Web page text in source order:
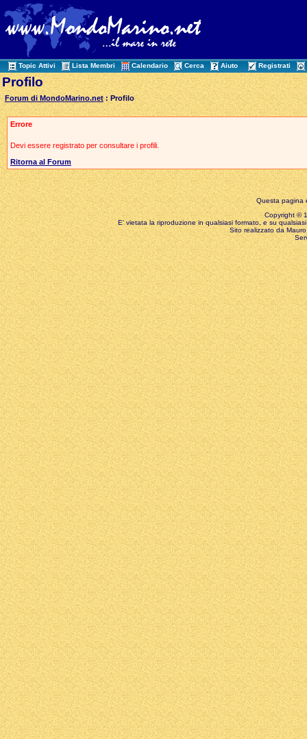
Topic Attivi Lista Membri Calendario Cerca Aiuto Registrati
Profilo
Forum di MondoMarino.net : Profilo
Errore
Devi essere registrato per consultare i profili.
Ritorna al Forum
Questa pagina
Copyright ©
E' vietata la riproduzione in qualsiasi formato, e su
Sito realizzato da